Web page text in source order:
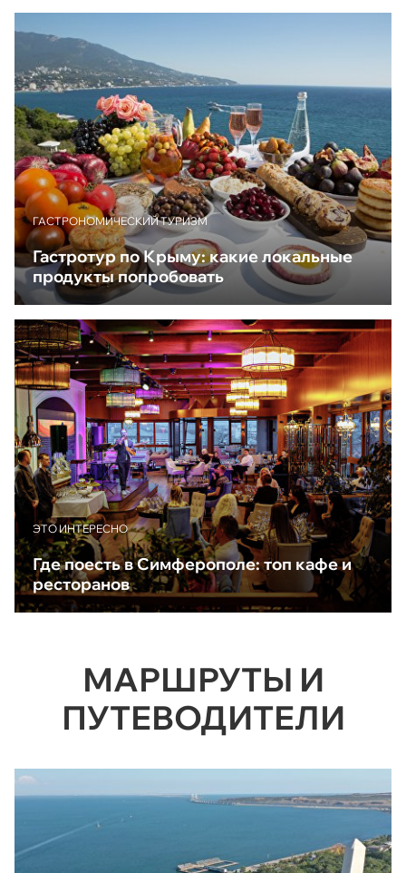
ГАСТРОНОМИЧЕСКИЙ ТУРИЗМ
Гастротур по Крыму: какие локальные
продукты попробовать
ЭТО ИНТЕРЕСНО
Где поесть в Симферополе: топ кафе и
ресторанов
МАРШРУТЫ И
ПУТЕВОДИТЕЛИ